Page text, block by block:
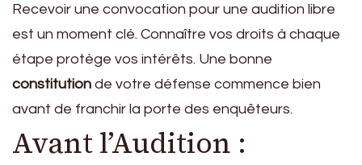
Recevoir une convocation pour une audition libre
est un moment clé. Connaître vos droits à chaque
étape protège vos intérêts. Une bonne
constitution de votre défense commence bien
avant de franchir la porte des enquêteurs.
Avant l’Audition :